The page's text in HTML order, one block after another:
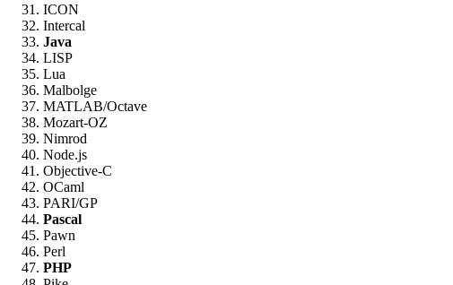
ICON
Intercal
Java
LISP
Lua
Malbolge
MATLAB/Octave
Mozart-OZ
Nimrod
Node.js
Objective-C
OCaml
PARI/GP
Pascal
Pawn
Perl
PHP